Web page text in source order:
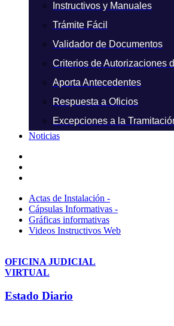
Instructivos y Manuales
Trámite Fácil
Validador de Documentos
Criterios de Autorizaciones
Aporta Antecedentes
Respuesta a Oficios
Excepciones a la
Noticias
Actas de Instalación -
Cápsulas Informativas -
Gráficas informativas
Videos Instructivos Web
OFICINA JUDICIAL
VIRTUAL
Estado Diario